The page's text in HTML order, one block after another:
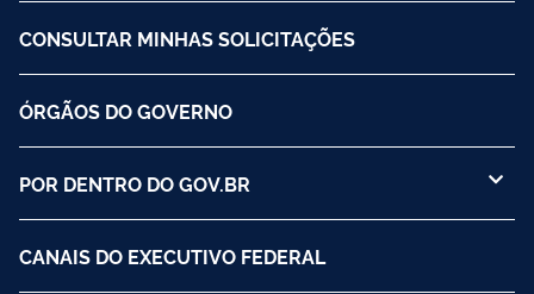
CONSULTAR MINHAS SOLICITAÇÕES
ÓRGÃOS DO GOVERNO
POR DENTRO DO GOV.BR
CANAIS DO EXECUTIVO FEDERAL